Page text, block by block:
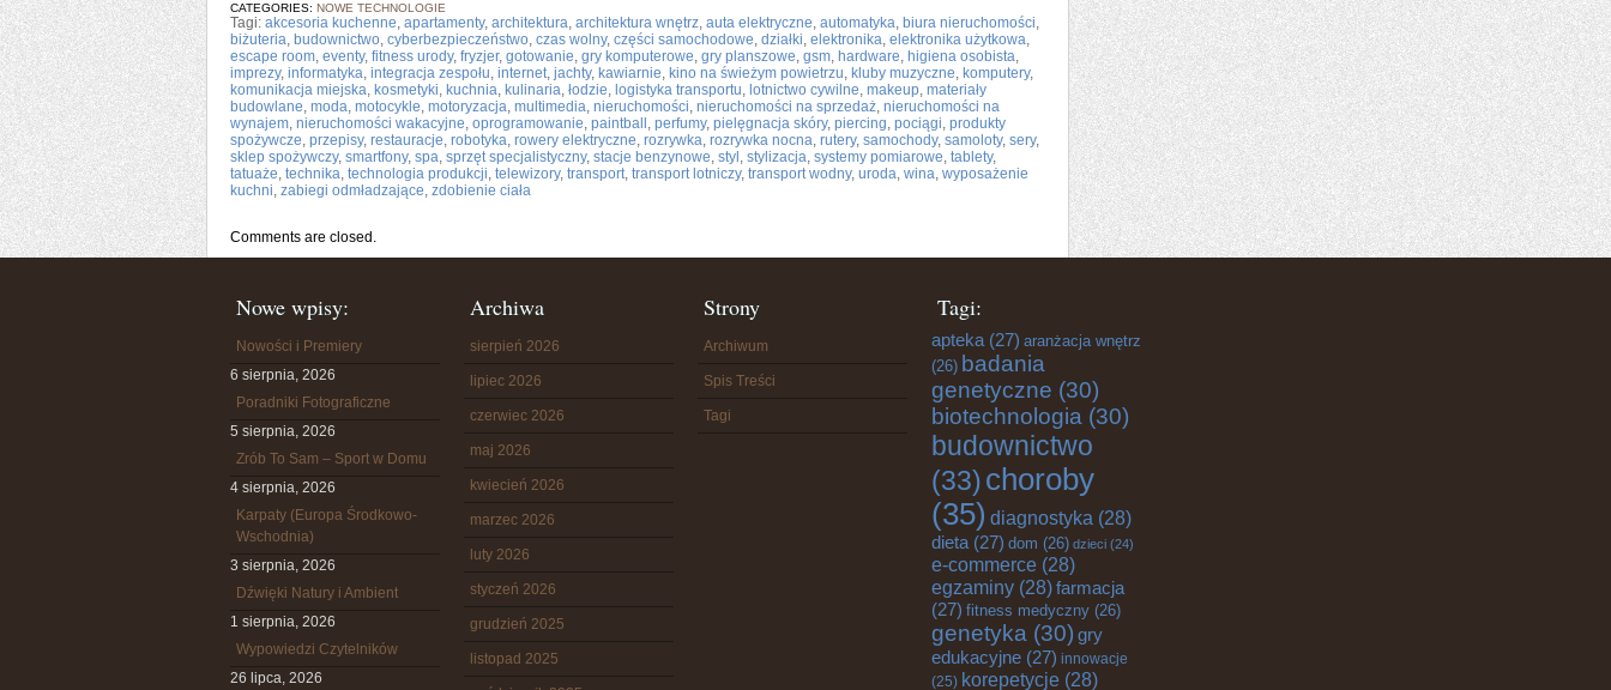
CATEGORIES: NOWE TECHNOLOGIE
Tagi: akcesoria kuchenne, apartamenty, architektura, architektura wnętrz, auta elektryczne, automatyka, biura nieruchomości,
biżuteria, budownictwo, cyberbezpieczeństwo, czas wolny, części samochodowe, działki, elektronika, elektronika użytkowa,
escape room, eventy, fitness urody, fryzjer, gotowanie, gry komputerowe, gry planszowe, gsm, hardware, higiena osobista,
imprezy, informatyka, integracja zespołu, internet, jachty, kawiarnie, kino na świeżym powietrzu, kluby muzyczne, komputery,
komunikacja miejska, kosmetyki, kuchnia, kulinaria, łodzie, logistyka transportu, lotnictwo cywilne, makeup, materiały
budowlane, moda, motocykle, motoryzacja, multimedia, nieruchomości, nieruchomości na sprzedaż, nieruchomości na
wynajem, nieruchomości wakacyjne, oprogramowanie, paintball , perfumy, pielęgnacja skóry, piercing, pociągi, produkty
spożywcze, przepisy, restauracje, robotyka, rowery elektryczne, rozrywka, rozrywka nocna, rutery, samochody, samoloty, sery,
sklep spożywczy, smartfony, spa, sprzęt specjalistyczny, stacje benzynowe, styl , stylizacja, systemy pomiarowe, tablety,
tatuaże, technika, technologia produkcji, telewizory, transport, transport lotniczy, transport wodny, uroda, wina, wyposażenie
kuchni, zabiegi odmładzające, zdobienie ciała
Comments are closed.
Nowe wpisy:
Nowości i Premiery
6 sierpnia, 2026
Poradniki Fotograficzne
5 sierpnia, 2026
Zrób To Sam – Sport w Domu
4 sierpnia, 2026
Karpaty (Europa Środkowo-
Wschodnia)
3 sierpnia, 2026
Dźwięki Natury i Ambient
1 sierpnia, 2026
Wypowiedzi Czytelników
26 lipca, 2026
Archiwa
sierpień 2026
lipiec 2026
czerwiec 2026
maj 2026
kwiecień 2026
marzec 2026
luty 2026
styczeń 2026
grudzień 2025
listopad 2025
Strony
Archiwum
Spis Treści
Tagi
Tagi:
apteka (27) aranżacja wnętrz
(26) badania
genetyczne (30)
biotechnologia (30)
budownictwo
(33)choroby
(35) diagnostyka (28)
dieta (27) dom (26) dzieci (24)
e-commerce (28)
egzaminy (28)farmacja
(27) fitness medyczny (26)
genetyka (30) gry
edukacyjne (27) innowacje
(25) korepetycje (28)